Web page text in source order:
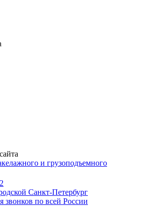
Санкт-Петербург
звонков по всей России